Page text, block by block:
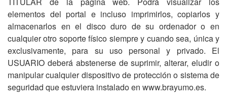
elementos del portal e incluso imprimirlos, copiarlos y
almacenarlos en el disco duro de su ordenador o en
cualquier otro soporte físico siempre y cuando sea, única y
exclusivamente, para su uso personal y privado. El
USUARIO deberá abstenerse de suprimir, alterar, eludir o
manipular cualquier dispositivo de protección o sistema de
seguridad que estuviera instalado en www.brayumo.es.